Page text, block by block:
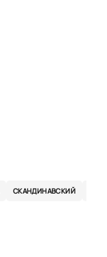
СКАНДИНАВСКИЙ